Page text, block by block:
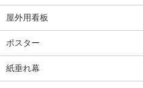
屋外用看板
ポスター
紙垂れ幕